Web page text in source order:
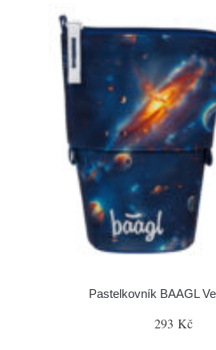
Pastelkovník BAAGL
293 Kč